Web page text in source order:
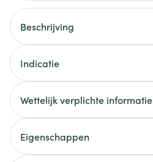
Beschrijving
Indicatie
Wettelijk verplichte informatie
Eigenschappen